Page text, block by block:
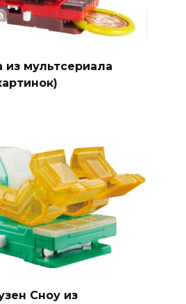
из мультсериала
Сноу из